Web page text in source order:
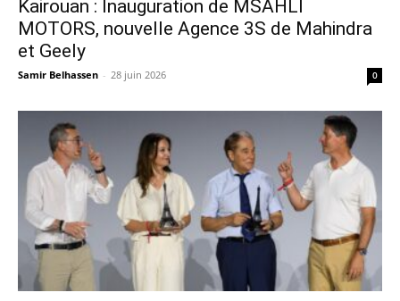
Kairouan : Inauguration de MSAHLI
MOTORS, nouvelle Agence 3S de Mahindra
et Geely
Samir Belhassen - 28 juin 2026 0